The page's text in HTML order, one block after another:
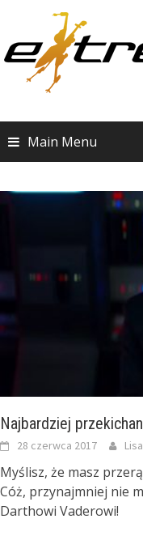
content
Main Menu
Najbardziej
28 czerwca 2017 Lisa
Myślisz, że masz
Cóż, przynajmniej nie
Darthowi Vaderowi!